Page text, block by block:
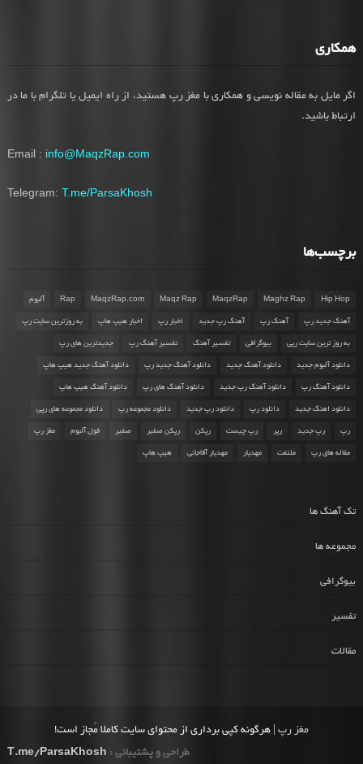
همکاری
اگر مایل به مقاله نویسی و همکاری با مغز رپ هستید، از راه ایمیل یا تلگرام با ما در
ارتباط باشید.
Email : info@MaqzRap.com
Telegram: T.me/ParsaKhosh
برچسب‌ها
Hip Hop
Maghz Rap
MaqzRap
Maqz Rap
MaqzRap.com
Rap آلبوم
آهنگ جدید رپ آهنگ رپ آهنگ رپ جدید اخبار رپ اخبار هیپ هاپ به روزترین سایت رپ
به روز ترین سایت رپی بیوگرافی تفسیر آهنگ تفسیر آهنگ رپ جدیدترین های رپ
دانلود آلبوم جدید دانلود آهنگ جدید دانلود آهنگ جدید رپ دانلود آهنگ جدید هیپ هاپ
دانلود آهنگ رپ دانلود آهنگ رپ جدید دانلود آهنگ های رپ دانلود آهنگ هیپ هاپ
دانلود اهنگ جدید دانلود رپ دانلود رپ جدید دانلود مجموعه رپ دانلود مجموعه های رپی
رپ رپ جدید رپر رپ چیست رپکن رپکن صفیر صفیر فول آلبوم مغز رپ
مقاله های رپ ملتفت مهدیار مهدیار آقاجانی هیپ هاپ
تک آهنگ ها
مجموعه ها
بیوگرافی
تفسیر
مقالات
مغز رپ | هرگونه کپی برداری از محتوای سایت کاملا مُجاز است!
طراحی و پشتیبانی : T.me/ParsaKhosh